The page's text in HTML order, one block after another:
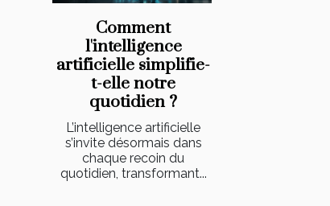
Comment
l'intelligence
artificielle simplifie-
t-elle notre
quotidien ?
L’intelligence artificielle
s’invite désormais dans
chaque recoin du
quotidien, transformant...